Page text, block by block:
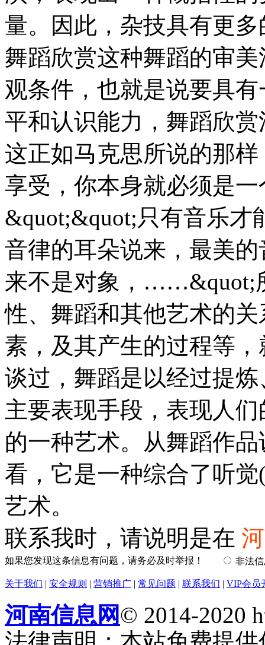
量。因此，杂技具有更
舞蹈欣赏这种舞蹈的审
观条件，也就是说要具
平和认识能力，舞蹈欣
这正如马克思所说的那
享受，你本身就必须是
&quot;&quot;只有音乐才
音律的耳朵说来，最美
来不是对象，……&quot;
性、舞蹈和其他艺术的
素，及其产生的过程等
谈过，舞蹈是以经过提
主要表现手段，表现人
的一种艺术。从舞蹈作
看，它是一种综合了听
艺术。
联系我时，请说明是在
如果您发现这条信息有问题，请务必及时举报！ 非法
关于我们 | 安全规则 | 营销推广 | 常见问题 | 联系我们 | VIP会员
河南信息网© 2014-2020